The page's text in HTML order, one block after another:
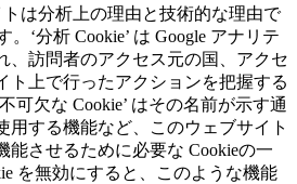
は分析上の理由と技術的な理由で
‘分析 Cookie’ は Google アナリテ
、訪問者のアクセス元の国、アクセ
ト上で行ったアクションを把握する
可欠な Cookie’ はその名前が示す通
用する機能など、このウェブサイト
能させるために必要な Cookieの一
を無効にすると、このような機能